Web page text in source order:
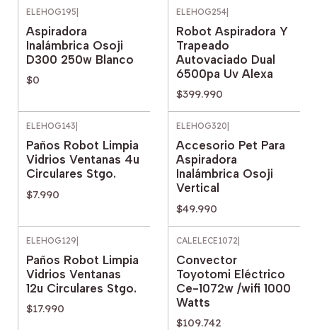
ELEHOG195
Aspiradora
Inalámbrica Osoji
D300 250w Blanco
$0
ELEHOG254
Robot Aspiradora Y
Trapeado
Autovaciado Dual
6500pa Uv Alexa
$399.990
ELEHOG143
Paños Robot Limpia
Vidrios Ventanas 4u
Circulares Stgo.
$7.990
ELEHOG320
Accesorio Pet Para
Aspiradora
Inalámbrica Osoji
Vertical
$49.990
ELEHOG129|
Paños Robot Limpia
Vidrios Ventanas
12u Circulares Stgo.
$17.990
CALELECE1072|
Convector
Toyotomi Eléctrico
Ce-1072w /wifi 1000
Watts
$109.742